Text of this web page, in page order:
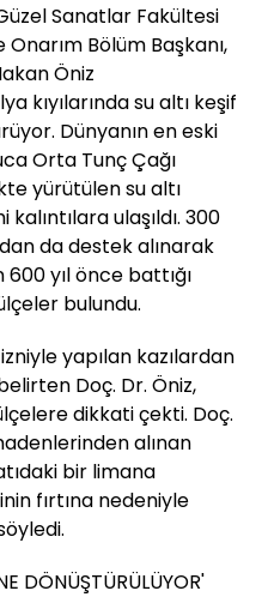
Sanatlar Fakültesi
Bölüm Başkanı,
Öniz
kıyılarında su altı keşif
Dünyanın en eski
Orta Tunç Çağı
yürütülen su altı
ulaşıldı. 300
da destek alınarak
yıl önce battığı
bulundu.
yapılan kazılardan
Doç. Dr. Öniz,
dikkati çekti. Doç.
alınan
bir limana
fırtına nedeniyle
DÖNÜŞTÜRÜLÜYOR'